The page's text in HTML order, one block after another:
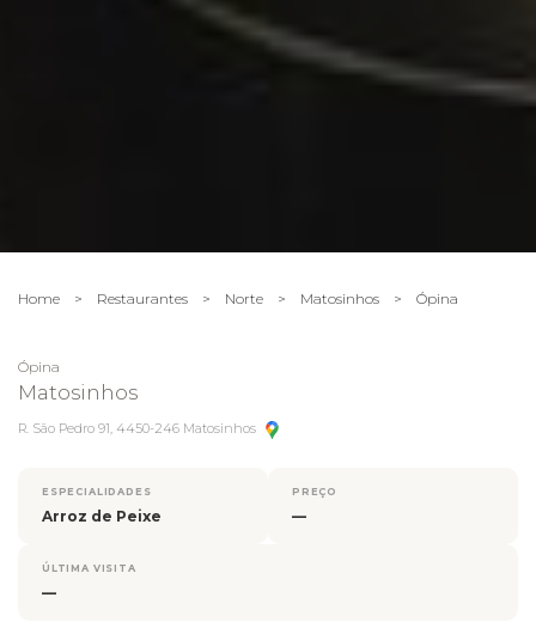
Home > Restaurantes > Norte > Matosinhos > Ópina
Ópina
Matosinhos
R. São Pedro 91, 4450-246 Matosinhos
ESPECIALIDADES
Arroz de Peixe
PREÇO
—
ÚLTIMA VISITA
—